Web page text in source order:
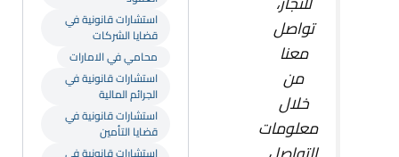
تواصل
معنا
من
خلال
معلومات
استشارات قانونية في
قضايا الشركات
محامي في الامارات
استشارات قانونية في
الجرائم المالية
استشارات قانونية في
قضايا التأمين